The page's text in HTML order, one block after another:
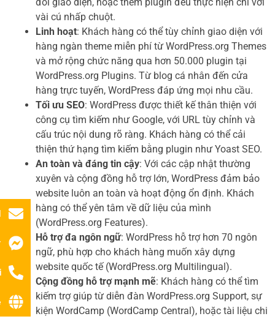
đổi giao diện, hoặc thêm plugin đều thực hiện chỉ với
vài cú nhấp chuột.
Linh hoạt: Khách hàng có thể tùy chỉnh giao diện với
hàng ngàn theme miễn phí từ WordPress.org Themes
và mở rộng chức năng qua hơn 50.000 plugin tại
WordPress.org Plugins. Từ blog cá nhân đến cửa
hàng trực tuyến, WordPress đáp ứng mọi nhu cầu.
Tối ưu SEO: WordPress được thiết kế thân thiện với
công cụ tìm kiếm như Google, với URL tùy chỉnh và
cấu trúc nội dung rõ ràng. Khách hàng có thể cải
thiện thứ hạng tìm kiếm bằng plugin như Yoast SEO.
An toàn và đáng tin cậy: Với các cập nhật thường
xuyên và cộng đồng hỗ trợ lớn, WordPress đảm bảo
website luôn an toàn và hoạt động ổn định. Khách
hàng có thể yên tâm về dữ liệu của mình
(WordPress.org Features).
Hỗ trợ đa ngôn ngữ: WordPress hỗ trợ hơn 70 ngôn
ngữ, phù hợp cho khách hàng muốn xây dựng
website quốc tế (WordPress.org Multilingual).
Cộng đồng hỗ trợ mạnh mẽ: Khách hàng có thể tìm
kiếm trợ giúp từ diễn đàn WordPress.org Support, sự
kiện WordCamp (WordCamp Central), hoặc tài liệu chi